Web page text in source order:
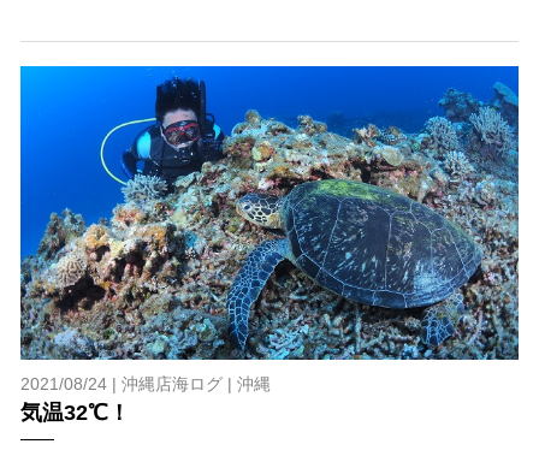
2021/08/24 | 沖縄店海ログ| 沖縄
気温32℃！
合があります。またホエールスイムでは、これら以外にも
想定できないトラブルが発生する可能性があります。
参加者はこれらのリスクを理解し、傷害や損害につながっ
た場合、またはその他いかなる理由があっても、当ツアー
開催主催者とガイド、船舶の保有者及び船長に対して損害
賠償を請求しません。
承諾しました。
上記承諾ください。